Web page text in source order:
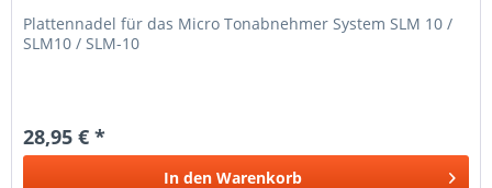
Plattennadel für das Micro Tonabnehmer System SLM 10 /
SLM10 / SLM-10
28,95 € *
In den Warenkorb